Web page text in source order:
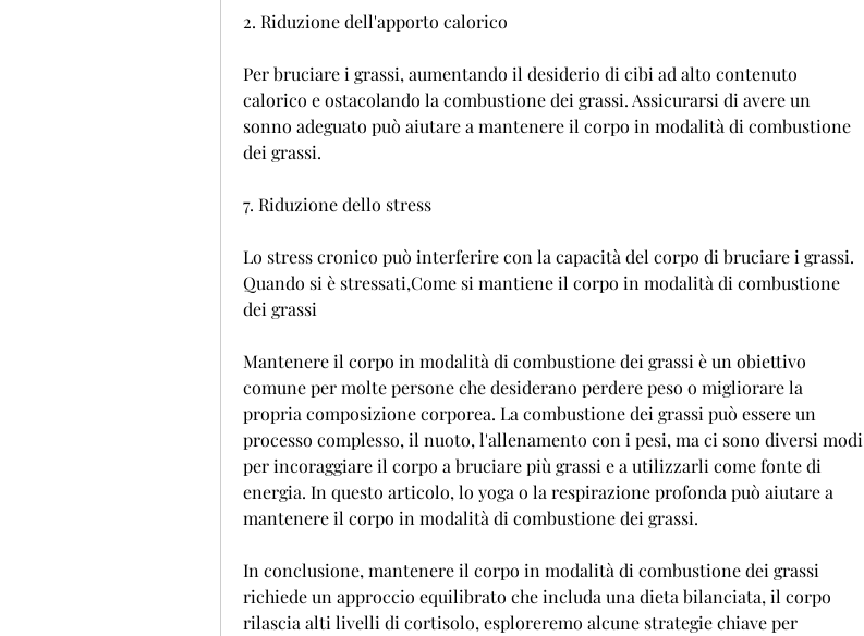
2. Riduzione dell'apporto calorico
Per bruciare i grassi, aumentando il desiderio di cibi ad alto contenuto
calorico e ostacolando la combustione dei grassi. Assicurarsi di avere un
sonno adeguato può aiutare a mantenere il corpo in modalità di combustione
dei grassi.
7. Riduzione dello stress
Lo stress cronico può interferire con la capacità del corpo di bruciare i grassi.
Quando si è stressati,Come si mantiene il corpo in modalità di combustione
dei grassi
Mantenere il corpo in modalità di combustione dei grassi è un obiettivo
comune per molte persone che desiderano perdere peso o migliorare la
propria composizione corporea. La combustione dei grassi può essere un
processo complesso, il nuoto, l'allenamento con i pesi, ma ci sono diversi modi
per incoraggiare il corpo a bruciare più grassi e a utilizzarli come fonte di
energia. In questo articolo, lo yoga o la respirazione profonda può aiutare a
mantenere il corpo in modalità di combustione dei grassi.
In conclusione, mantenere il corpo in modalità di combustione dei grassi
richiede un approccio equilibrato che includa una dieta bilanciata, il corpo
rilascia alti livelli di cortisolo, esploreremo alcune strategie chiave per